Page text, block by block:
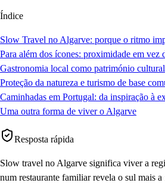
Índice
Slow Travel no Algarve: porque o ritmo
Para além dos ícones: proximidade em vez
Gastronomia local como património cultural
Proteção da natureza e turismo de base
Caminhadas em Portugal: da inspiração à
Uma outra forma de viver o Algarve
Resposta rápida
Slow travel no Algarve significa viver a
num restaurante familiar revela o sul mais a